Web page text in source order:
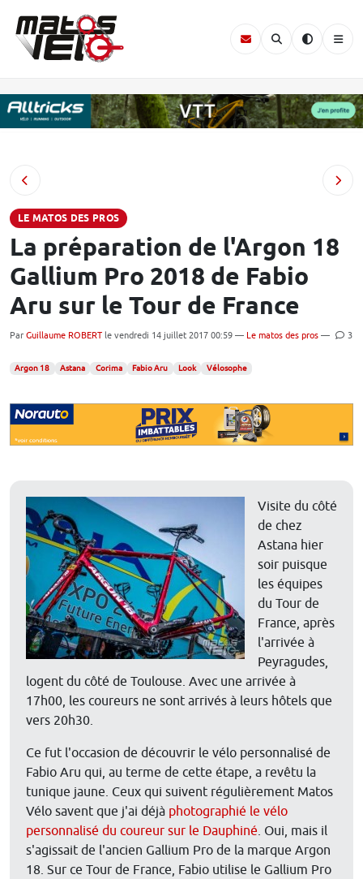
LE MATOS DES PROS
La préparation de l'Argon 18
Gallium Pro 2018 de Fabio
Aru sur le Tour de France
Par Guillaume ROBERT le vendredi 14 juillet 2017 00:59 — Le matos des pros — 3
Argon 18 Astana Corima Fabio Aru Look Vélosophe
Visite du côté
de chez
Astana hier
soir puisque
les équipes
du Tour de
France, après
l'arrivée à
Peyragudes,
logent du côté de Toulouse. Avec une arrivée à
17h00, les coureurs ne sont arrivés à leurs hôtels que
vers 20h30.
Ce fut l'occasion de découvrir le vélo personnalisé de
Fabio Aru qui, au terme de cette étape, a revêtu la
tunique jaune. Ceux qui suivent régulièrement Matos
Vélo savent que j'ai déjà photographié le vélo
personnalisé du coureur sur le Dauphiné. Oui, mais il
s'agissait de l'ancien Gallium Pro de la marque Argon
18. Sur ce Tour de France, Fabio utilise le Gallium Pro